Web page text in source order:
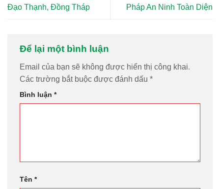
Đạo Thạnh, Đồng Tháp
Pháp An Ninh Toàn Diện
Để lại một bình luận
Email của bạn sẽ không được hiển thị công khai.
Các trường bắt buộc được đánh dấu *
Bình luận *
Tên *